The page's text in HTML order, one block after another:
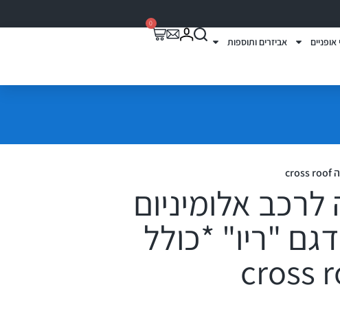
אביזרים ותוספות
0
לרכב אלומיניום
100*160 דגם "ריו" *כולל